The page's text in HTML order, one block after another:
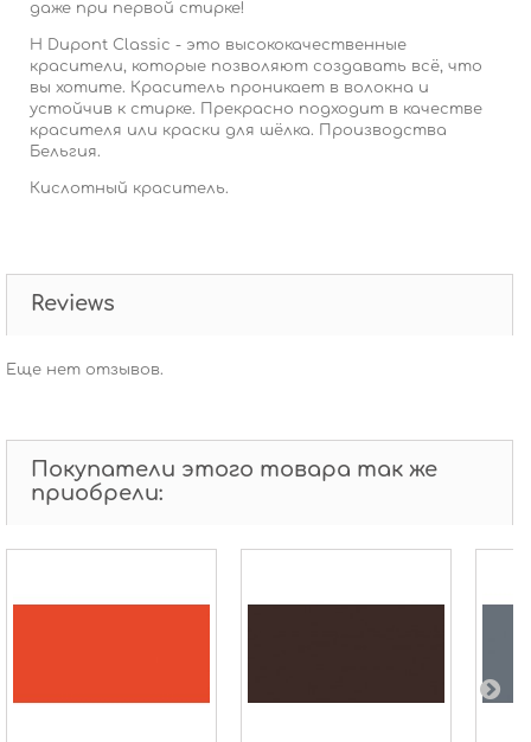
даже при первой стирке!
H Dupont Classic - это высококачественные
красители, которые позволяют создавать всё, что
вы хотите. Краситель проникает в волокна и
устойчив к стирке. Прекрасно подходит в качестве
красителя или краски для шёлка. Производства
Бельгия.
Кислотный краситель.
Reviews
Еще нет отзывов.
Покупатели этого товара так же
приобрели: